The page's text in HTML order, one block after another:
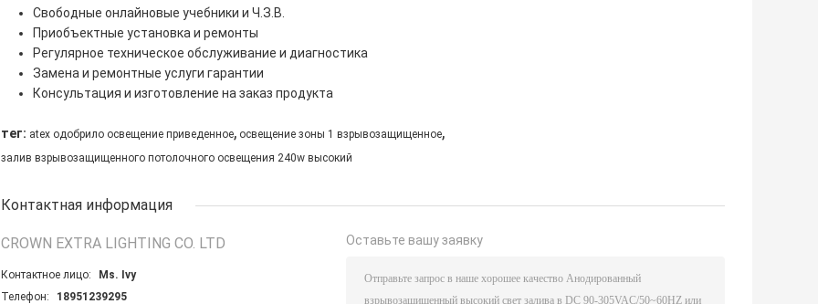
Свободные онлайновые учебники и Ч.З.В.
Приобъектные установка и ремонты
Регулярное техническое обслуживание и диагностика
Замена и ремонтные услуги гарантии
Консультация и изготовление на заказ продукта
тег: atex одобрило освещение приведенное, освещение зоны 1 взрывозащищенное,
залив взрывозащищенного потолочного освещения 240w высокий
Контактная информация
CROWN EXTRA LIGHTING CO. LTD
Контактное лицо:
Ms. Ivy
Телефон:
18951239295
Оставьте вашу заявку